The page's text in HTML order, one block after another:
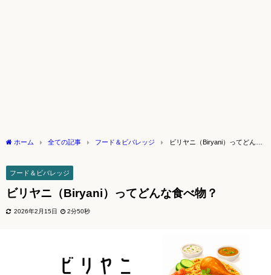
ホーム 全ての記事 フード＆ビバレッジ
ビリヤニ（Biryani）ってどんな
フード＆ビバレッジ
ビリヤニ（Biryani）ってどんな食べ物？
2026年2月15日 2分50秒